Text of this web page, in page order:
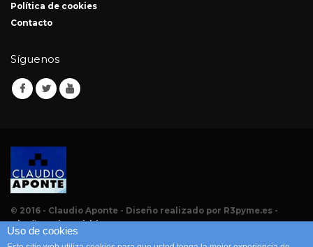
Política de cookies
Contacto
Síguenos
© 2016 - Claudio Aponte - Diseño realizado por R3pyme.es -
Diseño web Madrid
Uso de cookies